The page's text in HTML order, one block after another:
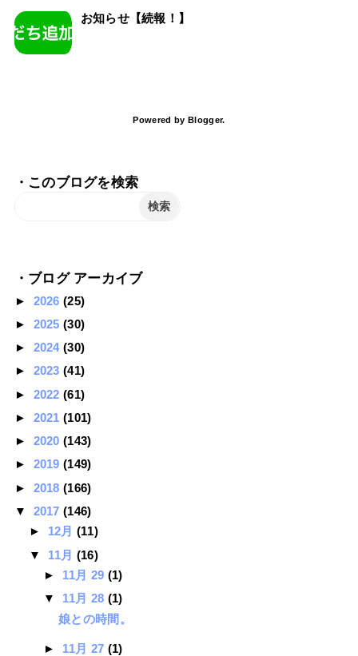
お知らせ【続報！】
Powered by Blogger.
・このブログを検索
・ブログ アーカイブ
► 2026(25)
► 2025(30)
► 2024(30)
► 2023(41)
► 2022(61)
► 2021(101)
► 2020(143)
► 2019(149)
► 2018(166)
▼ 2017(146)
► 12月 (11)
▼ 11月 (16)
► 11月 29 (1)
▼ 11月 28 (1)
娘との時間。
► 11月 27 (1)